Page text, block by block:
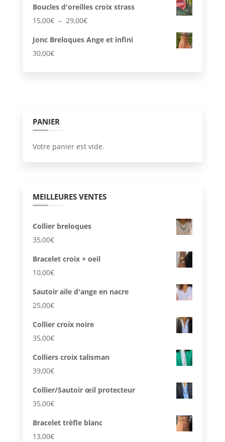
Boucles d'oreilles croix strass
15,00€ – 29,00€Plage
prix :
Jonc Breloques Ange et infini
30,00€
PANIER
Votre panier est vide.
MEILLEURES VENTES
Collier breloques
35,00€
Bracelet croix + oeil
10,00€
Sautoir aile d'ange en nacre
25,00€
Collier croix noire
35,00€
Colliers croix talisman
39,00€
Collier/Sautoir œil protecteur
35,00€
Bracelet trèfle blanc
13,00€